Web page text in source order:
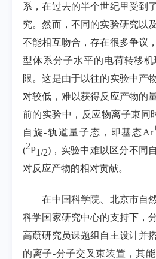
系，在过去的半个世纪里受到
究。然而，不同的实验研究以
不能相互吻合，存在很多争议
型体系分子水平的电荷转移
限。这是由于以往的实验中产
对较低，难以获得反应产物的
前的实验中，反应物离子束同
自旋-轨道量子态，即基态Ar
(2P1/2) ，实验中难以区分不同
对反应产物的相对贡献。
在中国科学院、北京市自
科学国家研究中心的支持下，
高蕻研究员课题组自主设计并
的离子-分子交叉束装置，其